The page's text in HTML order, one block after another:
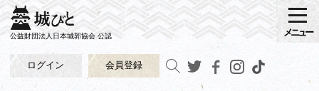
公益財団法人日本城郭協会 公認
ログイン 会員登録
メニュー